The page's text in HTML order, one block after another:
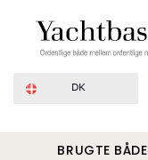
DK
BRUGTE BÅDE